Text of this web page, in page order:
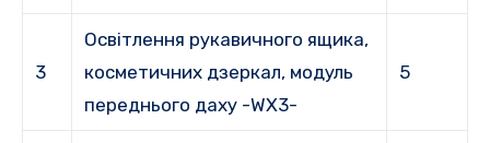
3
Освітлення рукавичного ящика,
косметичних дзеркал, модуль
переднього даху -WX3-
5